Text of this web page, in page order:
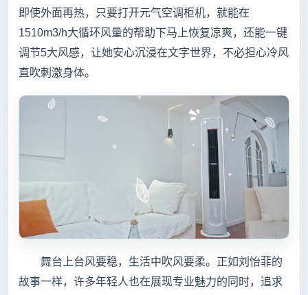
即使外面再热，只要打开元气空调柜机，就能在
1510m3/h大循环风量的帮助下马上恢复凉爽，还能一键
调节5大风感，让她安心沉浸在文字世界，不必担心冷风
直吹刺激身体。
舞台上台风要稳，生活中吹风要柔。正如刘怡菲的
故事一样，许多年轻人也在展现专业魅力的同时，追求